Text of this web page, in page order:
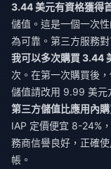
3.44 美元有資格獲得
儲值。這是一個一次
為可靠。第三方服務
我可以多次購買 3.44
次。在第一次購買後
儲值請改用 9.99 美元
第三方儲值比應用內
IAP 定價便宜 8-24%
務商信譽良好，正確
帳。